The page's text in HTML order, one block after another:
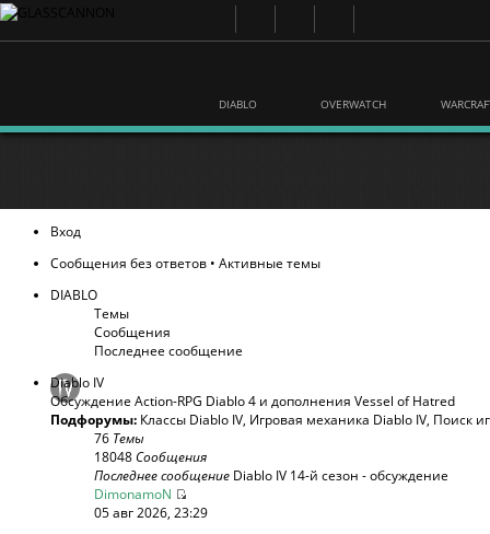
DIABLO OVERWATCH
Вход
Сообщения без ответов • Активные темы
DIABLO
Темы
Сообщения
Последнее сообщение
Diablo IV
Обсуждение Action-RPG Diablo 4 и дополнения Vessel of Hatred
Подфорумы: Классы Diablo IV, Игровая механика Diablo IV, Поиск
76 Темы
18048Сообщения
Последнее сообщение Diablo IV 14-й сезон - обсуждение
DimonamoN
05 авг 2026, 23:29